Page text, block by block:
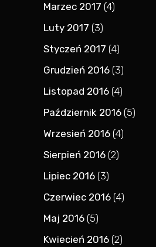
Marzec 2017 (4)
Luty 2017 (3)
Styczeń 2017 (4)
Grudzień 2016 (3)
Listopad 2016 (4)
Październik 2016 (5)
Wrzesień 2016 (4)
Sierpień 2016 (2)
Lipiec 2016 (3)
Czerwiec 2016 (4)
Maj 2016 (5)
Kwiecień 2016 (2)